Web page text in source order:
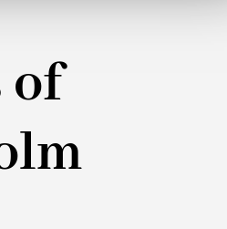
of